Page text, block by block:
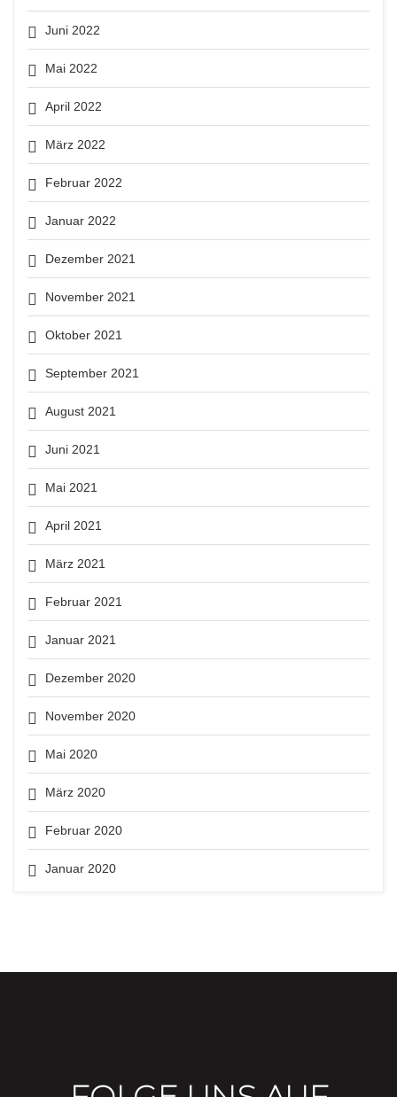
Juni 2022
Mai 2022
April 2022
März 2022
Februar 2022
Januar 2022
Dezember 2021
November 2021
Oktober 2021
September 2021
August 2021
Juni 2021
Mai 2021
April 2021
März 2021
Februar 2021
Januar 2021
Dezember 2020
November 2020
Mai 2020
März 2020
Februar 2020
Januar 2020